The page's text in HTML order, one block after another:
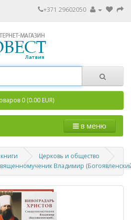
+371 29602050
0 (0.00 EUR)
в меню
Церковь и общество
Владимир